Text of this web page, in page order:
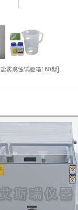
盐雾腐蚀试验箱160型]